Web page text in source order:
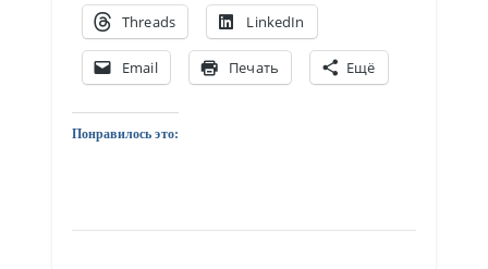
Threads LinkedIn
Email Печать Ещё
Понравилось это: